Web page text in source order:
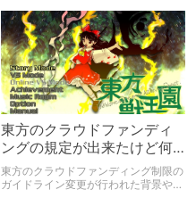
東方のクラウドファンディ
ングの規定が出来たけど何
があったの？
東方のクラウドファンディング制限の
ガイドライン変更が行われた背景や過